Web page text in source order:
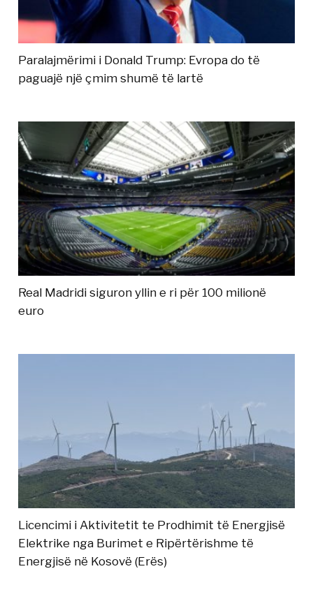
Paralajmërimi i Donald Trump: Evropa do të
paguajë një çmim shumë të lartë
Real Madridi siguron yllin e ri për 100 milionë
euro
Licencimi i Aktivitetit te Prodhimit të Energjisë
Elektrike nga Burimet e Ripërtërishme të
Energjisë në Kosovë (Erës)